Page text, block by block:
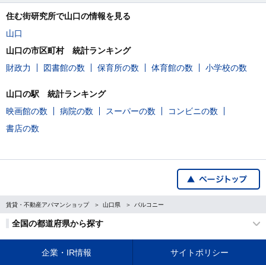
住む街研究所で山口の情報を見る
山口
山口の市区町村 統計ランキング
財政力
図書館の数 保育所の数 体育館の数 小学校の数
山口の駅 統計ランキング
映画館の数
病院の数 スーパーの数
コンビニの数
書店の数
賃貸・不動産アパマンショップ 山口県 バルコニー
全国の都道府県から探す
企業・IR情報 サイトポリシー